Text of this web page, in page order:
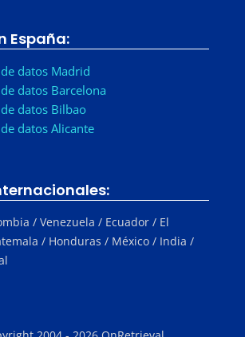
España:
datos Madrid
datos Barcelona
datos Bilbao
datos Alicante
/ Venezuela / Ecuador / El
/ Honduras / México / India /